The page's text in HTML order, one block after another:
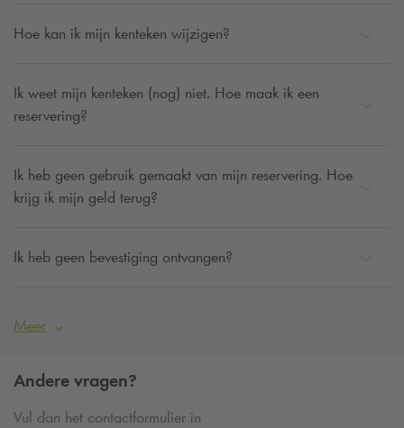
Hoe kan ik mijn kenteken wijzigen?
Ik weet mijn kenteken (nog) niet. Hoe maak ik een
reservering?
Ik heb geen gebruik gemaakt van mijn reservering. Hoe
krijg ik mijn geld terug?
Ik heb geen bevestiging ontvangen?
Meer
Andere vragen?
Vul dan het contactformulier in